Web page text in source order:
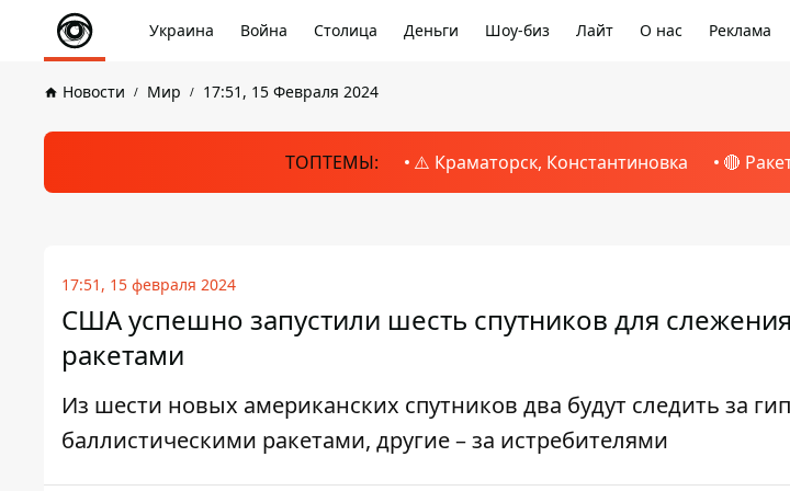
Украина Война Столица Деньги Шоу-биз Лайт О нас Реклама
Новости Мир 17:51, 15 Февраля 2024
ТОПТЕМЫ: ⚠️ Краматорск, Константиновка 🔴
17:51, 15 февраля 2024
США успешно запустили шесть спутников для
ракетами
Из шести новых американских спутников два будут следить за
баллистическими ракетами, другие – за истребителями